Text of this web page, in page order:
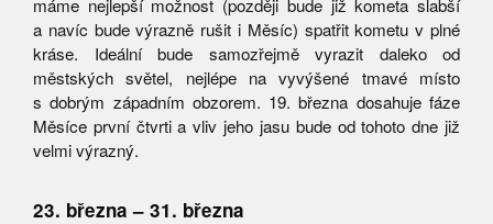
máme nejlepší možnost (později bude již kometa slabší
a navíc bude výrazně rušit i Měsíc) spatřit kometu v plné
kráse. Ideální bude samozřejmě vyrazit daleko od
městských světel, nejlépe na vyvýšené tmavé místo
s dobrým západním obzorem. 19. března dosahuje fáze
Měsíce první čtvrti a vliv jeho jasu bude od tohoto dne již
velmi výrazný.
23. března – 31. března